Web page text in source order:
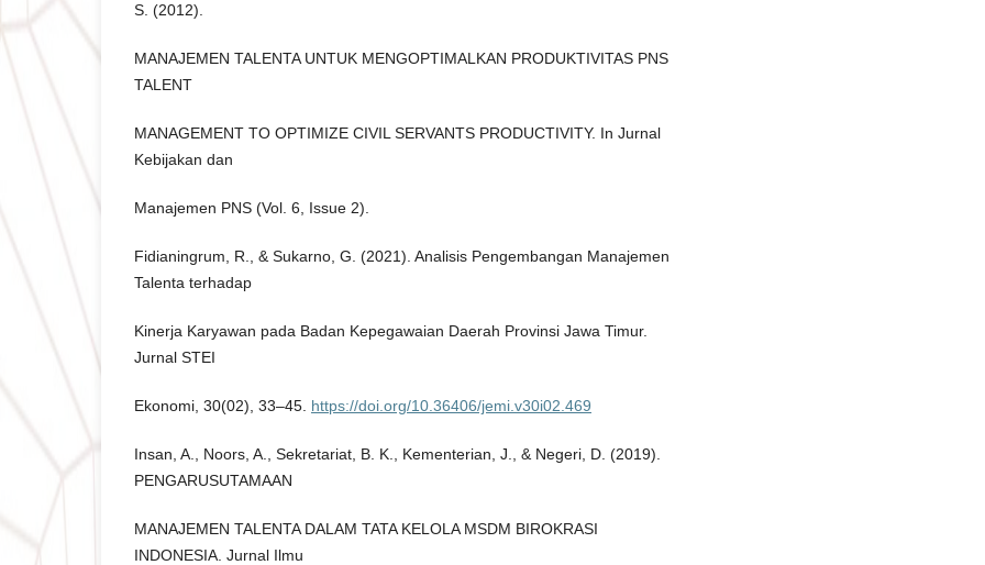
S. (2012).
MANAJEMEN TALENTA UNTUK MENGOPTIMALKAN PRODUKTIVITAS PNS
TALENT
MANAGEMENT TO OPTIMIZE CIVIL SERVANTS PRODUCTIVITY. In Jurnal
Kebijakan dan
Manajemen PNS (Vol. 6, Issue 2).
Fidianingrum, R., & Sukarno, G. (2021). Analisis Pengembangan Manajemen
Talenta terhadap
Kinerja Karyawan pada Badan Kepegawaian Daerah Provinsi Jawa Timur.
Jurnal STEI
Ekonomi, 30(02), 33–45. https://doi.org/10.36406/jemi.v30i02.469
Insan, A., Noors, A., Sekretariat, B. K., Kementerian, J., & Negeri, D. (2019).
PENGARUSUTAMAAN
MANAJEMEN TALENTA DALAM TATA KELOLA MSDM BIROKRASI
INDONESIA. Jurnal Ilmu